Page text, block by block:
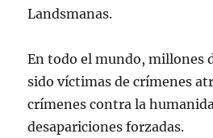
Landsmanas.
En todo el mundo, millones
sido víctimas de crímenes
crímenes contra la
desapariciones forzadas.